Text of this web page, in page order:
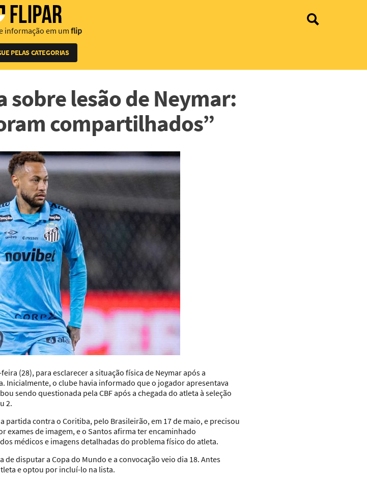
informação em um flip
PELAS CATEGORIAS
sobre lesão de Neymar:
compartilhados”
(28), para esclarecer a situação física de Neymarapós a
Inicialmente, o clube havia informado que o jogador apresentava
sendo questionada pela CBF após a chegada do atleta à seleção
2.
contra o Coritiba, pelo Brasileirão, em 17 de maio, e precisou
exames de imagem, e o Santos afirma ter encaminhado
médicos e imagens detalhadas do problema físico do atleta.
disputar a Copa do Mundo e a convocação veio dia 18. Antes
e optou por incluí-lo na lista.